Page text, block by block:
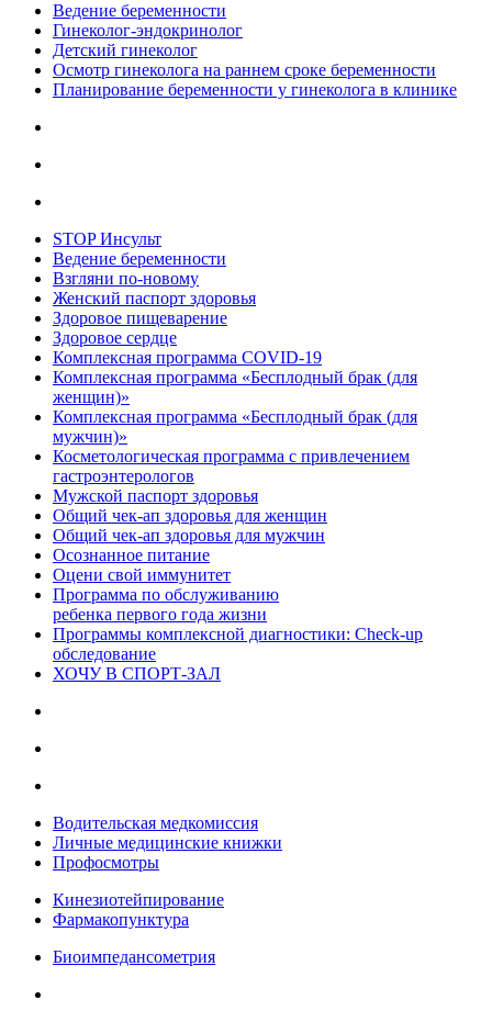
Ведение беременности
Гинеколог-эндокринолог
Детский гинеколог
Осмотр гинеколога на раннем сроке беременности
Планирование беременности у гинеколога в клинике
STOP Инсульт
Ведение беременности
Взгляни по-новому
Женский паспорт здоровья
Здоровое пищеварение
Здоровое сердце
Комплексная программа COVID-19
Комплексная программа «Бесплодный брак (для
женщин)»
Комплексная программа «Бесплодный брак (для
мужчин)»
Косметологическая программа с привлечением
гастроэнтерологов
Мужской паспорт здоровья
Общий чек-ап здоровья для женщин
Общий чек-ап здоровья для мужчин
Осознанное питание
Оцени свой иммунитет
Программа по обслуживанию
ребенка первого года жизни
Программы комплексной диагностики: Check-up
обследование
ХОЧУ В CПОРТ-ЗАЛ
Водительская медкомиссия
Личные медицинские книжки
Профосмотры
Кинезиотейпирование
Фармакопунктура
Биоимпедансометрия